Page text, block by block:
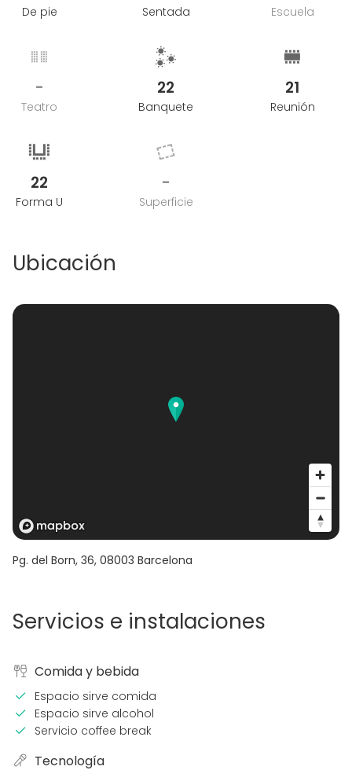
De pie Sentada Escuela
-
Teatro
22
Banquete
21
Reunión
22
Forma U
-
Superficie
Ubicación
Pg. del Born, 36, 08003 Barcelona
Servicios e instalaciones
Comida y bebida
Espacio sirve comida
Espacio sirve alcohol
Servicio coffee break
Tecnología